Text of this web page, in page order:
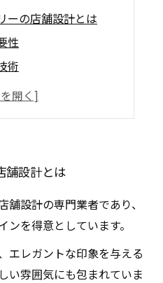
ーの店舗設計とは
性
術
施工力
舗設計とは
設計の専門業者であり、
を得意としています。
エレガントな印象を与える
い雰囲気にも包まれていま